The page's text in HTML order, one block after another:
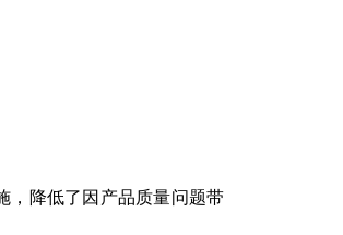
，降低了因产品质量问题带